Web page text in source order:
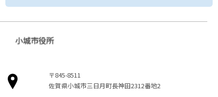
小城市役所
〒845-8511
佐賀県小城市三日月町長神田2312番地2